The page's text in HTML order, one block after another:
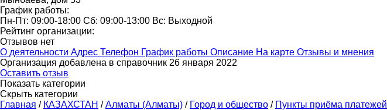
График работы:
Пн-Пт: 09:00-18:00 Сб: 09:00-13:00 Вс: Выходной
Рейтинг организации:
Отзывов нет
О деятельности Адрес Телефон График работы Описание На карте Отзывы и мнения
Организация добавлена в справочник 26 января 2022
Оставить отзыв
Показать категории
Скрыть категории
Главная / КАЗАХСТАН / Алматы (Алматы) / Город и общество / Пункты приёма платежей